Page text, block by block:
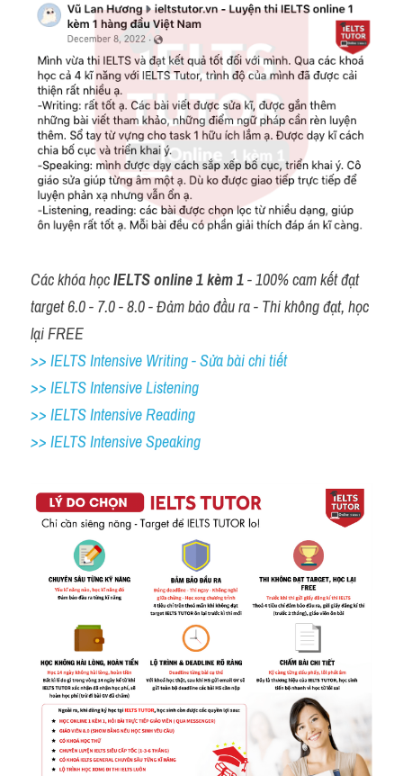
Các khóa học IELTS online 1 kèm 1 - 100% cam kết đạt
target 6.0 - 7.0 - 8.0 - Đảm bảo đầu ra - Thi không đạt, học
lại FREE
>> IELTS Intensive Writing - Sửa bài chi tiết
>> IELTS Intensive Listening
>> IELTS Intensive Reading
>> IELTS Intensive Speaking